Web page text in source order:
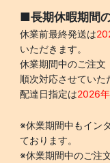
■長期休暇期間
休業前最終発送は
いただきます。
休業期間中のご注文
順次対応させていた
配達日指定は2026
※休業期間中もイン
ております。
※休業期間中のご注